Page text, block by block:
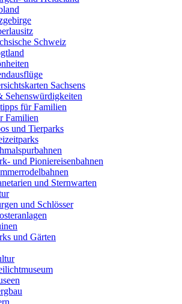
Schweiz
Sachsens
Sehenswürdigkeiten
für Familien
Familien
und Tierparks
und Pioniereisenbahnen
und Sternwarten
und Schlösser
und Gärten